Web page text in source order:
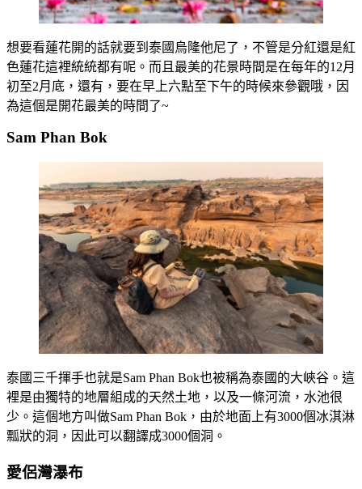
想要看蓮花開的話就要到泰國烏隆他尼了，不管是分紅還是紅
色蓮花這裡統統都有呢。而且最美的花景時間是在每年的12月
初至2月底，還有，要在早上六點至下午的時候來參觀哦，因
為這個是開花最美的時間了~
Sam Phan Bok
泰國三千揮手也就是Sam Phan Bok也被稱為泰國的大峽谷。這
裡是由獨特的地層組成的天然土地，以及一條河流，水池很
少。這個地方叫做Sam Phan Bok，由於地面上有3000個冰淇淋
瓢狀的洞，因此可以翻譯成3000個洞。
愛侶灣瀑布